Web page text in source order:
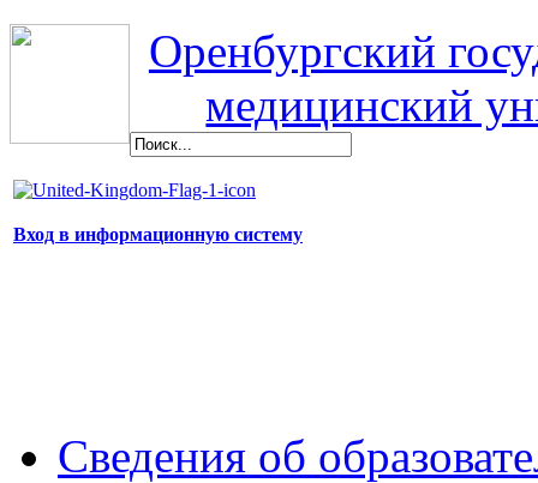
Оренбургский
медицинский
Вход в информационную систему
Сведения об